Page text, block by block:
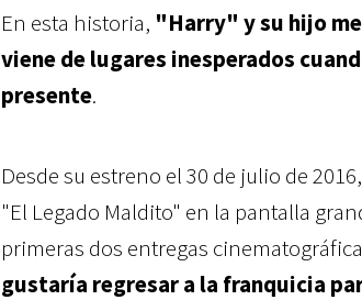
En esta historia, "Harry" y su hijo
viene de lugares inesperados
presente.
Desde su estreno el 30 de julio de
"El Legado Maldito" en la pantalla
primeras dos entregas
gustaría regresar a la franquicia